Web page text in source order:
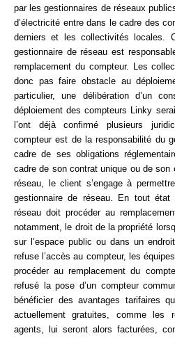
par les gestionnaires de réseaux
d’électricité entre dans le cadre des
derniers et les collectivités locales.
gestionnaire de réseau est
remplacement du compteur. Les
donc pas faire obstacle au
particulier, une délibération d’un
déploiement des compteurs Linky
l’ont déjà confirmé plusieurs
compteur est de la responsabilité du
cadre de ses obligations
cadre de son contrat unique ou de
réseau, le client s’engage à
gestionnaire de réseau. En tout
réseau doit procéder au
notamment, le droit de la propriété
sur l’espace public ou dans un
refuse l’accès au compteur, les
procéder au remplacement du
refusé la pose d’un compteur
bénéficier des avantages tarifaires
actuellement gratuites, comme les
agents, lui seront alors facturées,